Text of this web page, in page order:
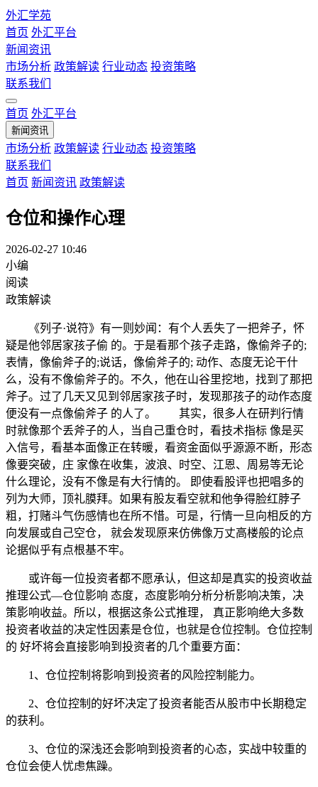
外汇学苑
首页 外汇平台
新闻资讯
市场分析 政策解读 行业动态 投资策略
联系我们
首页 外汇平台
新闻资讯
市场分析 政策解读 行业动态 投资策略
联系我们
首页 新闻资讯 政策解读
仓位和操作心理
2026-02-27 10:46
小编
阅读
政策解读
《列子·说符》有一则妙闻：有个人丢失了一把斧子，怀
疑是他邻居家孩子偷 的。于是看那个孩子走路，像偷斧子的;
表情，像偷斧子的;说话，像偷斧子的; 动作、态度无论干什
么，没有不像偷斧子的。不久，他在山谷里挖地，找到了那把
斧子。过了几天又见到邻居家孩子时，发现那孩子的动作态度
便没有一点像偷斧子 的人了。 其实，很多人在研判行情
时就像那个丢斧子的人，当自己重仓时，看技术指标 像是买
入信号，看基本面像正在转暖，看资金面似乎源源不断，形态
像要突破，庄 家像在收集，波浪、时空、江恩、周易等无论
什么理论，没有不像是有大行情的。 即使看股评也把唱多的
列为大师，顶礼膜拜。如果有股友看空就和他争得脸红脖子
粗，打赌斗气伤感情也在所不惜。可是，行情一旦向相反的方
向发展或自己空仓， 就会发现原来仿佛像万丈高楼般的论点
论据似乎有点根基不牢。
或许每一位投资者都不愿承认，但这却是真实的投资收益
推理公式—仓位影响 态度，态度影响分析分析影响决策，决
策影响收益。所以，根据这条公式推理， 真正影响绝大多数
投资者收益的决定性因素是仓位，也就是仓位控制。仓位控制
的 好坏将会直接影响到投资者的几个重要方面：
1、仓位控制将影响到投资者的风险控制能力。
2、仓位控制的好坏决定了投资者能否从股市中长期稳定
的获利。
3、仓位的深浅还会影响到投资者的心态，实战中较重的
仓位会使人忧虑焦躁。